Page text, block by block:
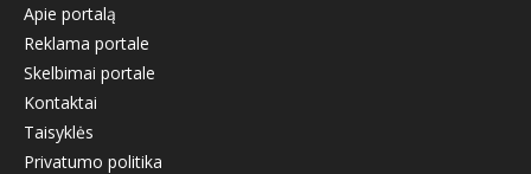
Apie portalą
Reklama portale
Skelbimai portale
Kontaktai
Taisyklės
Privatumo politika